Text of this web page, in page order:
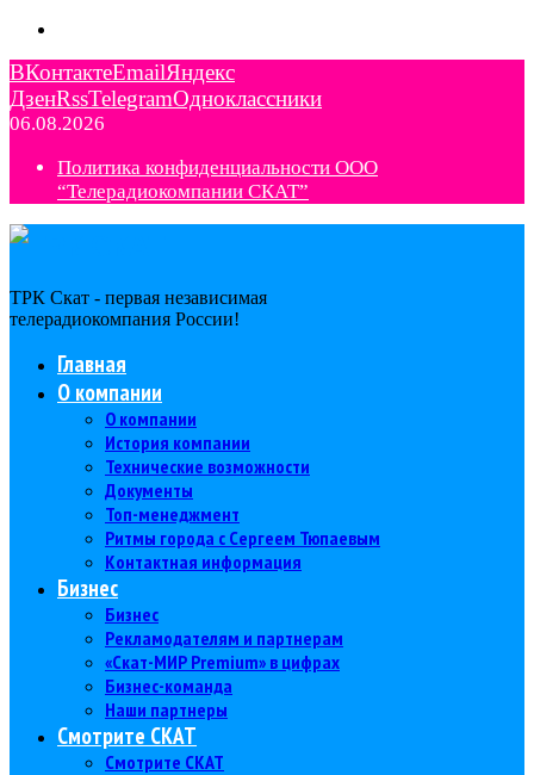
ВКонтактеEmailЯндекс
ДзенRssTelegramОдноклассники
06.08.2026
Политика конфиденциальности ООО
“Телерадиокомпании СКАТ”
ТРК Скат - первая независимая
телерадиокомпания Роcсии!
Главная
О компании
О компании
История компании
Технические возможности
Документы
Топ-менеджмент
Ритмы города с Сергеем Тюпаевым
Контактная информация
Бизнес
Бизнес
Рекламодателям и партнерам
«Скат-МИР Premium» в цифрах
Бизнес-команда
Наши партнеры
Смотрите СКАТ
Смотрите СКАТ